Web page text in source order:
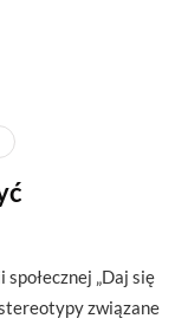
„Daj się
związane